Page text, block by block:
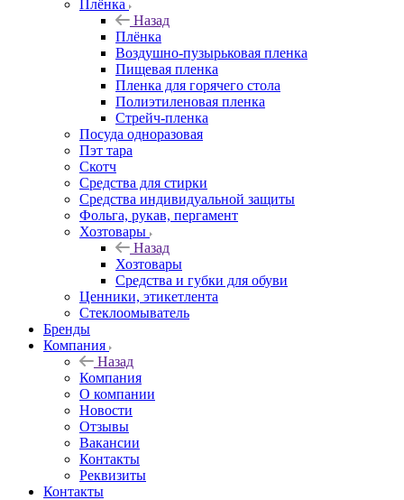
Плёнка
Назад
Плёнка
Воздушно-пузырьковая пленка
Пищевая пленка
Пленка для горячего стола
Полиэтиленовая пленка
Стрейч-пленка
Посуда одноразовая
Пэт тара
Скотч
Средства для стирки
Средства индивидуальной защиты
Фольга, рукав, пергамент
Хозтовары
Назад
Хозтовары
Средства и губки для обуви
Ценники, этикетлента
Стеклоомыватель
Бренды
Компания
Назад
Компания
О компании
Новости
Отзывы
Вакансии
Контакты
Реквизиты
Контакты